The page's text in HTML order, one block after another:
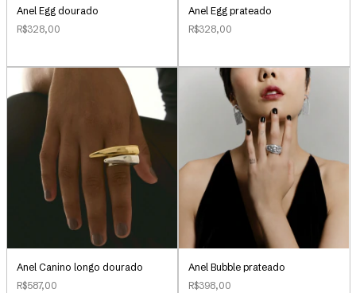
Anel Egg dourado
R$328,00
Anel Egg prateado
R$328,00
Anel Canino longo dourado
R$587,00
Anel Bubble prateado
R$398,00